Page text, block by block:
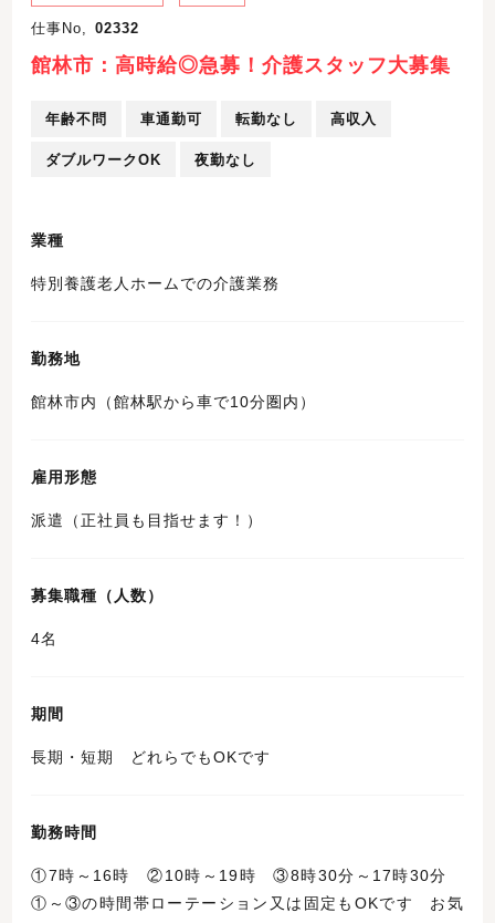
仕事No, 02332
館林市：高時給◎急募！介護スタッフ大募集
年齢不問 車通勤可 転勤なし 高収入
ダブルワークOK 夜勤なし
業種
特別養護老人ホームでの介護業務
勤務地
館林市内（館林駅から車で10分圏内）
雇用形態
派遣（正社員も目指せます！）
募集職種（人数）
4名
期間
長期・短期 どれらでもOKです
勤務時間
①7時～16時 ②10時～19時 ③8時30分～17時30分
①～③の時間帯ローテーション又は固定もOKです お気